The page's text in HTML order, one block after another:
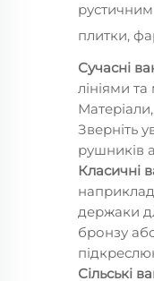
плитки,
Сучасні
лініями
Зверніть
рушників
Класичні
держаки
бронзу
Сільські